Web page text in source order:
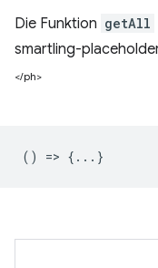
Die Funktion getAll
smartling-
</ph>
() => {...}